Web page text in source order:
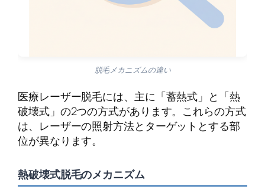
脱毛メカニズムの違い
医療レーザー脱毛には、主に「蓄熱式」と「熱
破壊式」の2つの方式があります。これらの方式
は、レーザーの照射方法とターゲットとする部
位が異なります。
熱破壊式脱毛のメカニズム